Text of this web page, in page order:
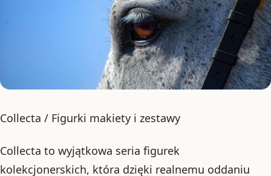
Collecta / Figurki makiety i zestawy
Collecta to wyjątkowa seria figurek
kolekcjonerskich, która dzięki realnemu oddaniu